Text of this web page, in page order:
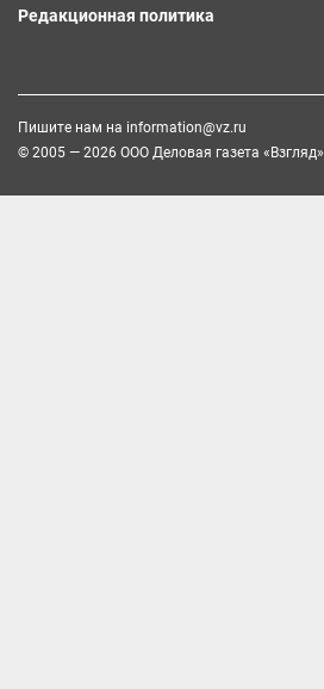
Редакционная политика
Пишите нам на information@vz.ru
© 2005 — 2026 ООО Деловая газета «Взгляд»